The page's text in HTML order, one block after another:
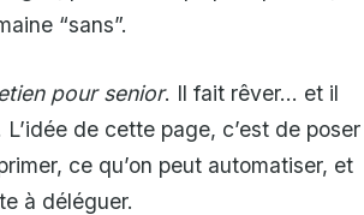
“sans”.
pour senior. Il fait rêver… et il
de cette page, c’est de poser
ce qu’on peut automatiser, et
à déléguer.